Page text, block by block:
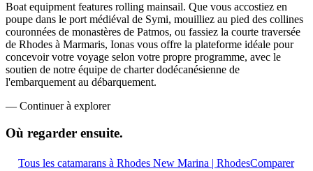
Boat equipment features rolling mainsail. Que vous accostiez en
poupe dans le port médiéval de Symi, mouilliez au pied des collines
couronnées de monastères de Patmos, ou fassiez la courte traversée
de Rhodes à Marmaris, Ionas vous offre la plateforme idéale pour
concevoir votre voyage selon votre propre programme, avec le
soutien de notre équipe de charter dodécanésienne de
l'embarquement au débarquement.
— Continuer à explorer
Où regarder ensuite.
Tous les catamarans à Rhodes New Marina | RhodesComparer